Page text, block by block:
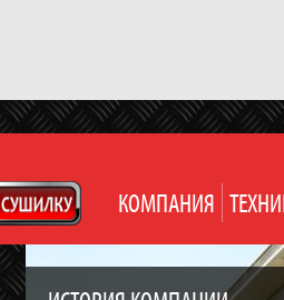
КОМПАНИЯ